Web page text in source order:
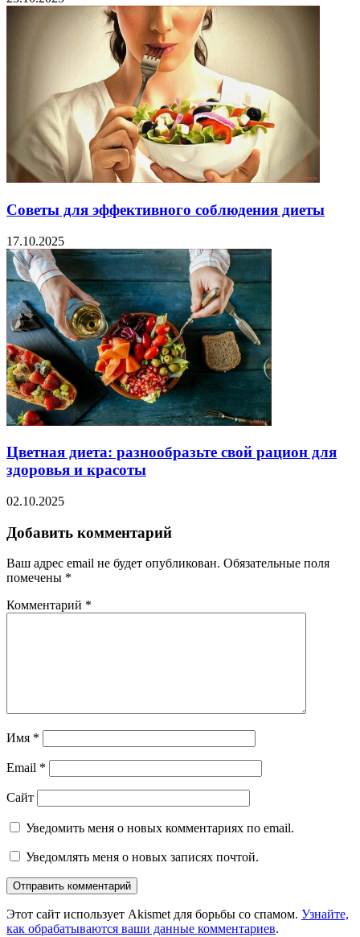
Советы для эффективного соблюдения диеты
17.10.2025
Цветная диета: разнообразьте свой рацион для
здоровья и красоты
02.10.2025
Добавить комментарий
Ваш адрес email не будет опубликован. Обязательные поля
помечены *
Комментарий *
Имя *
Email *
Сайт
Уведомить меня о новых комментариях по email.
Уведомлять меня о новых записях почтой.
Этот сайт использует Akismet для борьбы со спамом. Узнайте,
как обрабатываются ваши данные комментариев.